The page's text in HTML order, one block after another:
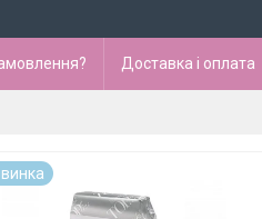
Доставка і оплата